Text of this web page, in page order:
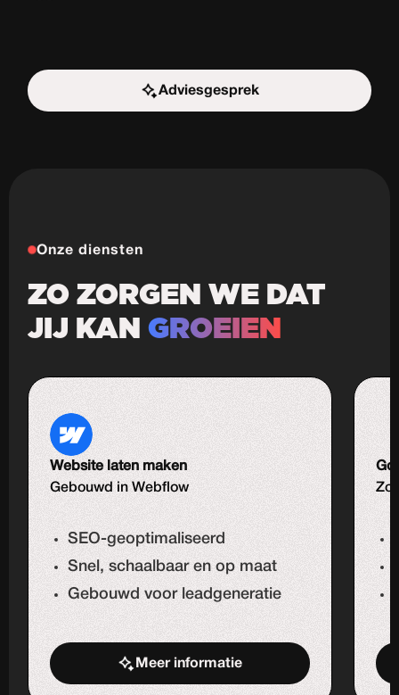
Adviesgesprek
Start de uitdaging
Onze diensten
ZO ZORGEN WE DAT
JIJ KANGROEIEN
Website laten maken
Gebouwd in Webflow
SEO-geoptimaliseerd
Snel, schaalbaar en op maat
Gebouwd voor leadgeneratie
Meer informatie
Start de uitdaging